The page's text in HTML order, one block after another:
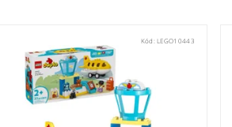
Kód:LEGO10443